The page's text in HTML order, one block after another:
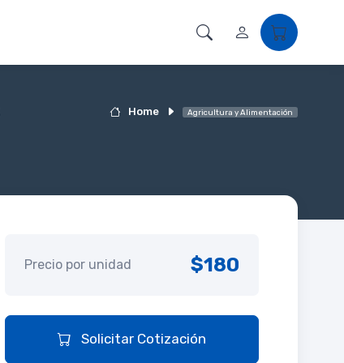
Home Agricultura y Alimentación
Precio por unidad $180
Solicitar Cotización